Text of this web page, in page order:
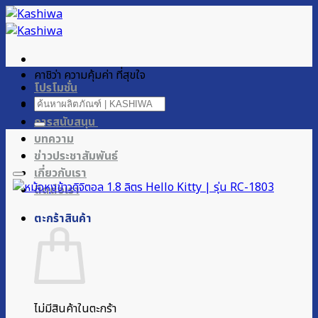
ข้าม
ไป
เนื้อหา
โปรโมชั่น
ผลิตภัณฑ์ของเรา
การสนับสนุน
บทความ
ข่าวประชาสัมพันธ์
เกี่ยวกับเรา
ติดต่อเรา
ตะกร้าสินค้า
ไม่มีสินค้าในตะกร้า
คาชิว่า ความคุ้มค่า ที่สุขใจ
ค้นหา: